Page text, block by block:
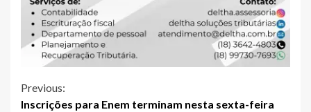
Continue
Previous:
Inscrições para Enem terminam nesta sexta-feira